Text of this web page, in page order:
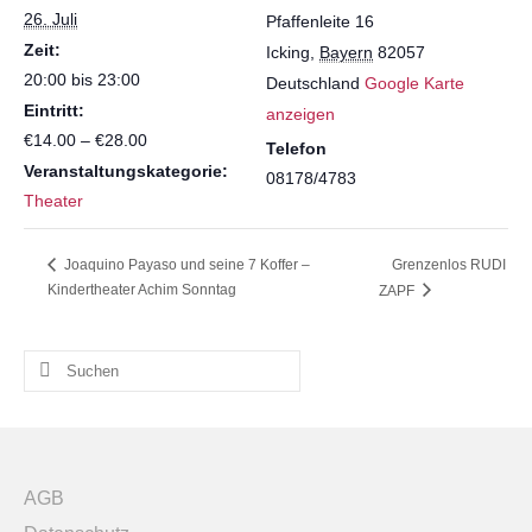
26. Juli
Zeit:
20:00 bis 23:00
Eintritt:
€14.00 – €28.00
Veranstaltungskategorie:
Theater
Pfaffenleite 16
Icking
Bayern 82057
Deutschland Google Karte
anzeigen
Telefon
08178/4783
Joaquino Payaso und seine 7 Koffer –
Kindertheater Achim Sonntag
Grenzenlos RUDI
ZAPF
Suchen
AGB